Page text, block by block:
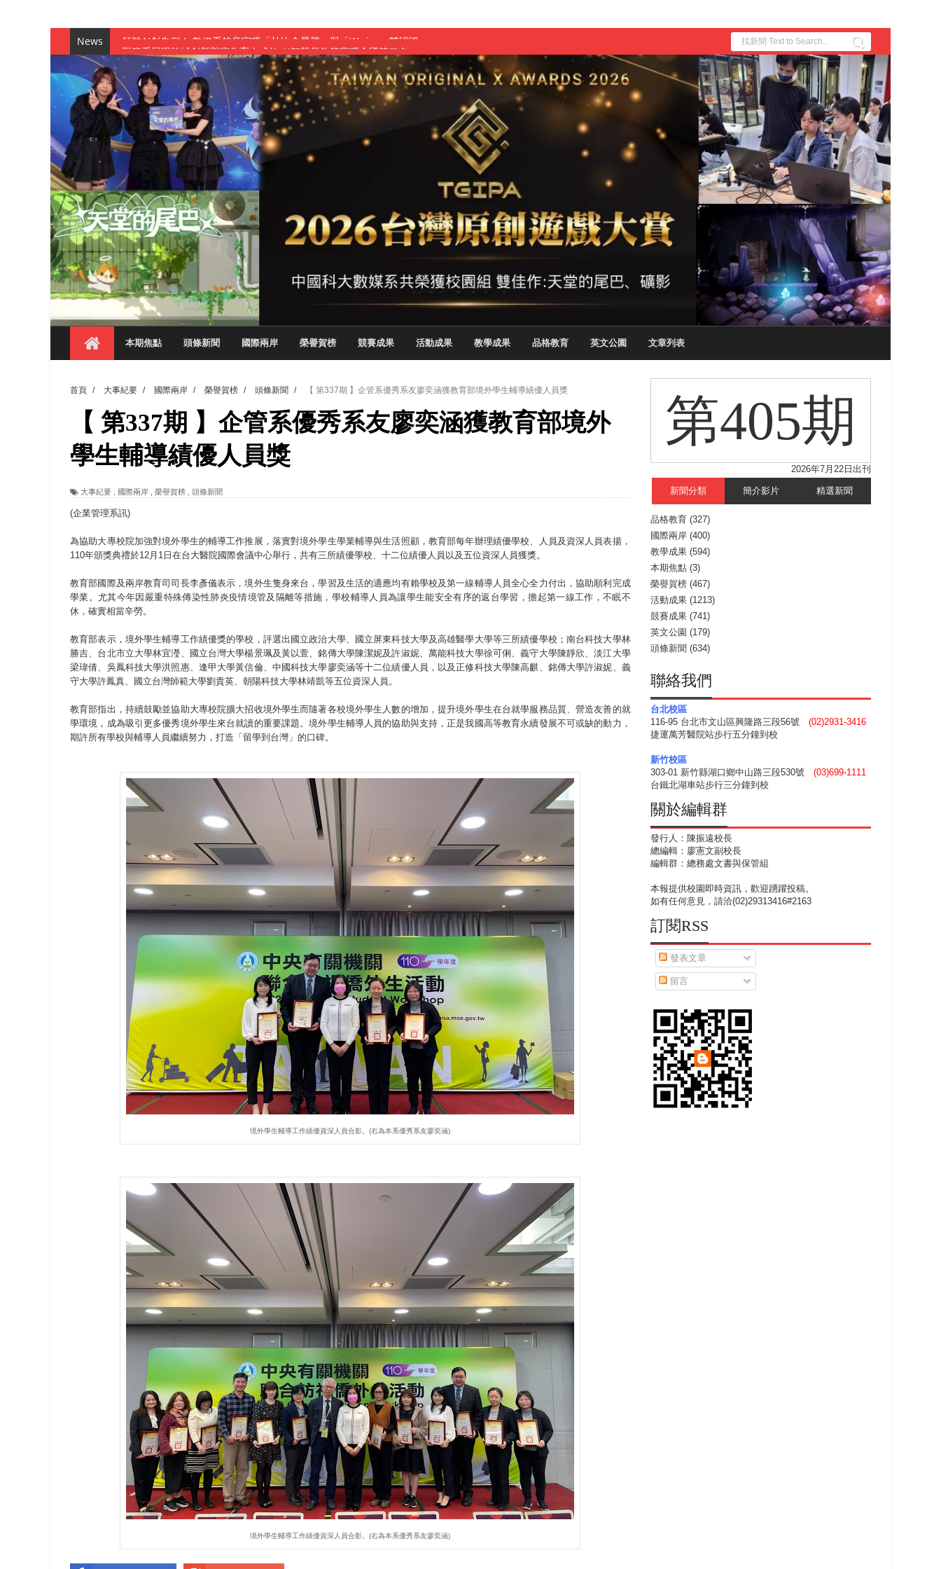
News
觀管系展現跨域創新與實作育人成效 AI智慧餐飲管家獲全國第二名
學務處舉辦「董事長『聊』心室」 上官董事長與青年學子溫馨對談 傳遞品格與智慧力量
成人之美成就學生夢想 菁英學程陪伴財金系學生蛻變成金融新星
金曲陣容強勢進駐！中國科大原民音樂成果展 燃爆傳統與現代
數媒系《天堂的尾巴》、《礦影》勇奪台灣原創遊戲大賞雙佳作
師生攜手磨練一個月！觀管系榮獲天籟盃全國大專廣播詞競賽英文組佳作
一銀彭仁主中國科大開講 解密AI時代的金融轉型與數位正義
通識教育中心主辦「114學年度AI英文自我介紹比賽」成績出爐
數據後的溫度：財金系傑出校友共議「人文素養」 點亮智慧金融時代的跨域新局
森城建設股份有限公司捐贈 嘉惠行管系莘莘學子
產學合作新里程！財金系師生參訪中租控股 探索金融實習優勢
英文公園 315期
【 第404期 】影視系榮獲59屆美國休士頓國際影展最高榮譽白金獎
【 第404期 】你抓得到我嗎？數媒系VR新創遊戲抱回金點新秀獎
【 第404期 】探索空間設計解方 室設系學子於 2026 TSID 提出具體舊建築再利用提案
【 第404期 】從創意到實踐 數媒系學生於技專校院電腦動畫競賽嶄露頭角
【 第404期 】以品格奠基、用領導領航：中國科大雙校區學生會全國賽勇奪佳績
【 第404期 】此夏，向未來！ 中國科大新竹畢典青銀共學、逐夢啟航
領航AI創先例！ 數媒系錄音室獲「杜比全景聲」與「Wwise」雙認證
本期焦點 頭條新聞 國際兩岸 榮譽賀榜 競賽成果 活動成果 教學成果 品格教育 英文公園 文章列表
首頁 / 大事紀要 / 國際兩岸 / 榮譽賀榜 / 頭條新聞 / 【 第337期 】企管系優秀系友廖奕涵獲教育部境外學生輔導績優人員獎
【 第337期 】企管系優秀系友廖奕涵獲教育部境外
學生輔導績優人員獎
大事紀要 國際兩岸 榮譽賀榜 頭條新聞
(企業管理系訊)
為協助大專校院加強對境外學生的輔導工作推展，落實對境外學生學業輔導與生活照顧，教育部每年辦理績優學校、人員及資深人員表揚，
110年頒獎典禮於12月1日在台大醫院國際會議中心舉行，共有三所績優學校、十二位績優人員以及五位資深人員獲獎。
教育部國際及兩岸教育司司長李彥儀表示，境外生隻身來台，學習及生活的適應均有賴學校及第一線輔導人員全心全力付出，協助順利完成
學業。尤其今年因嚴重特殊傳染性肺炎疫情境管及隔離等措施，學校輔導人員為讓學生能安全有序的返台學習，擔起第一線工作，不眠不
休，確實相當辛勞。
教育部表示，境外學生輔導工作績優獎的學校，評選出國立政治大學、國立屏東科技大學及高雄醫學大學等三所績優學校；南台科技大學林
勝吉、台北市立大學林宜瀅、國立台灣大學楊景珮及黃以萱、銘傳大學陳潔妮及許淑妮、萬能科技大學徐可俐、義守大學陳靜欣、淡江大學
梁瑋倩、吳鳳科技大學洪照惠、逢甲大學黃信倫、中國科技大學廖奕涵等十二位績優人員，以及正修科技大學陳高麒、銘傳大學許淑妮、義
守大學許鳳真、國立台灣師範大學劉貴英、朝陽科技大學林靖凱等五位資深人員。
教育部指出，持續鼓勵並協助大專校院擴大招收境外學生而隨著各校境外學生人數的增加，提升境外學生在台就學服務品質、營造友善的就
學環境，成為吸引更多優秀境外學生來台就讀的重要課題。境外學生輔導人員的協助與支持，正是我國高等教育永續發展不可或缺的動力，
期許所有學校與輔導人員繼續努力，打造「留學到台灣」的口碑。
境外學生輔導工作績優資深人員合影。(右為本系優秀系友廖奕涵)
境外學生輔導工作績優資深人員合影。(右為本系優秀系友廖奕涵)
第405期
2026年7月22日出刊
新聞分類 簡介影片 精選新聞
品格教育 (327)
國際兩岸 (400)
教學成果 (594)
本期焦點 (3)
榮譽賀榜 (467)
活動成果 (1213)
競賽成果 (741)
英文公園 (179)
頭條新聞 (634)
聯絡我們
台北校區
116-95 台北市文山區興隆路三段56號 (02)2931-3416
捷運萬芳醫院站步行五分鐘到校
新竹校區
303-01 新竹縣湖口鄉中山路三段530號 (03)699-1111
台鐵北湖車站步行三分鐘到校
關於編輯群
發行人：陳振遠校長
總編輯：廖憲文副校長
編輯群：總務處文書與保管組
本報提供校園即時資訊，歡迎踴躍投稿。
如有任何意見，請洽(02)29313416#2163
訂閱RSS
發表文章
留言